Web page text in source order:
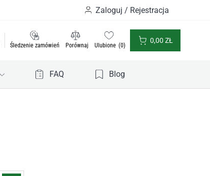
Zaloguj / Rejestracja
Śledzenie zamówień Porównaj Ulubione 0
0,00 ZŁ
FAQ Blog